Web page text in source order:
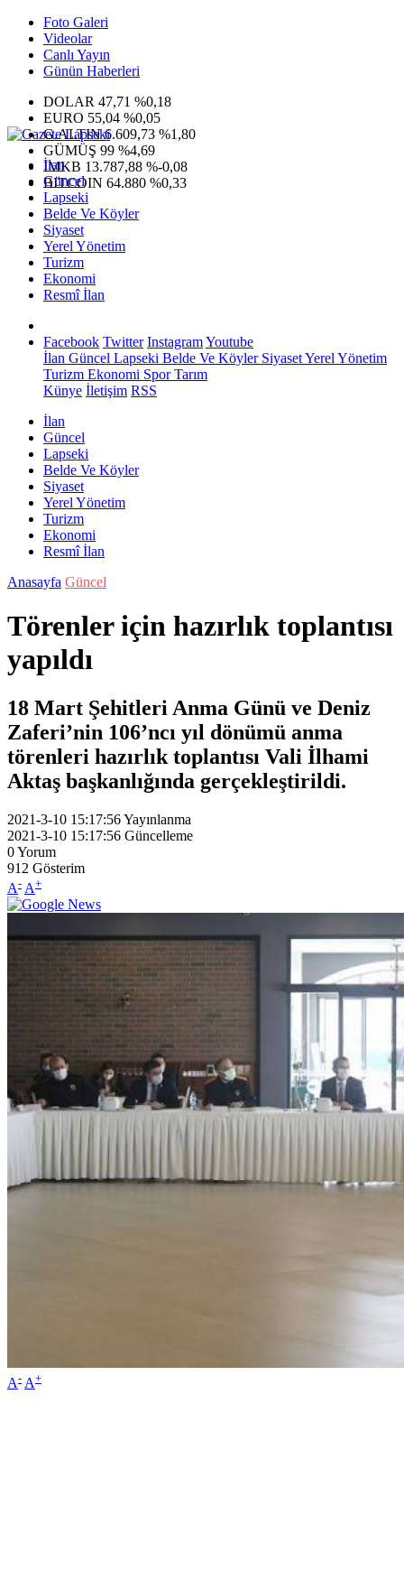
Foto Galeri
Videolar
Canlı Yayın
Günün Haberleri
DOLAR 47,71 %0,18
EURO 55,04 %0,05
G.ALTIN6.609,73 %1,80
GÜMÜŞ 99 %4,69
IMKB 13.787,88 %-0,08
BITCOIN 64.880 %0,33
İlan
Güncel
Lapseki
Belde Ve Köyler
Siyaset
Yerel Yönetim
Turizm
Ekonomi
Resmî İlan
Facebook Twitter InstagramYoutube
İlan Güncel Lapseki Belde Ve KöylerSiyasetYerel Yönetim
Turizm Ekonomi SporTarım
Künye İletişim RSS
İlan
Güncel
Lapseki
Belde Ve Köyler
Siyaset
Yerel Yönetim
Turizm
Ekonomi
Resmî İlan
Anasayfa Güncel
Törenler için hazırlık toplantısı
yapıldı
18 Mart Şehitleri Anma Günü ve Deniz
Zaferi’nin 106’ncı yıl dönümü anma
törenleri hazırlık toplantısı Vali İlhami
Aktaş başkanlığında gerçekleştirildi.
2021-3-10 15:17:56Yayınlanma
2021-3-10 15:17:56 Güncelleme
0Yorum
912 Gösterim
A- A+
A- A+